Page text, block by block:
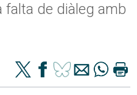
falta de diàleg amb